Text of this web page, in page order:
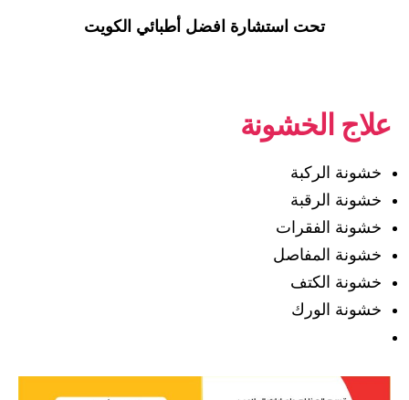
تحت استشارة افضل أطبائي الكويت
علاج الخشونة
خشونة الركبة
خشونة الرقبة
خشونة الفقرات
خشونة المفاصل
خشونة الكتف
خشونة الورك